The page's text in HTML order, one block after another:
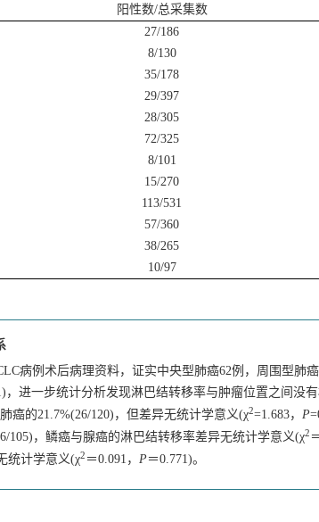
阳性数/总采集数
27/186
8/130
35/178
29/397
28/305
72/325
8/101
15/270
113/531
57/360
38/265
10/97
病例术后病理资料，证实中央型肺癌62例，周围型肺
，进一步统计分析发现淋巴结转移率与肿瘤位置之间没
癌的21.7%(26/120)，但差异无统计学意义(χ2=1.683， P
105)，鳞癌与腺癌的淋巴结转移率差异无统计学意义(χ2
统计学意义(χ2 ＝0.091， P＝0.771)。